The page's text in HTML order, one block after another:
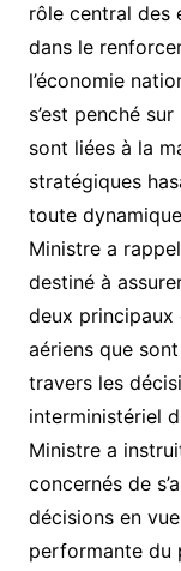
rôle central des
dans le
l’économie
s’est penché
sont liées à la
stratégiques
toute
Ministre a
destiné à
deux principaux
aériens que
travers les
interministériel
Ministre a
concernés de
décisions en
performante du